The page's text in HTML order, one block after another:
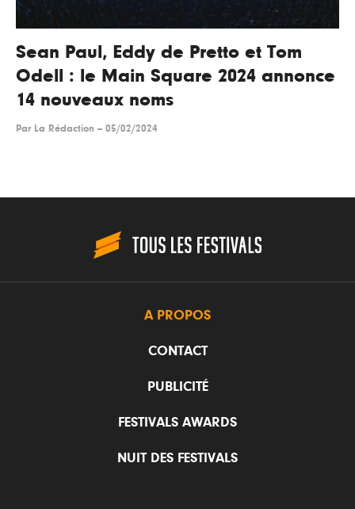
Sean Paul, Eddy de Pretto et Tom
Odell : le Main Square 2024 annonce
14 nouveaux noms
Par La Rédaction -- 05/02/2024
A PROPOS
CONTACT
PUBLICITÉ
FESTIVALS AWARDS
NUIT DES FESTIVALS